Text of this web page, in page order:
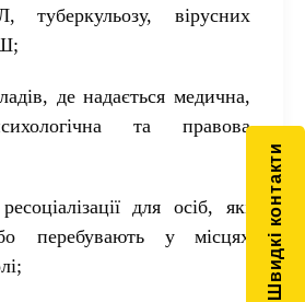
туберкульозу, вірусних
де надається медична,
та
правова
для осіб, які
перебувають у
місцях
Швидкі контакти